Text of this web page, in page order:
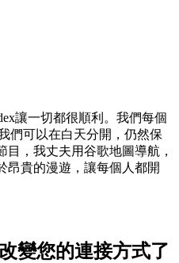
讓一切都很順利。我們每個
們可以在白天分開，仍然保
，我丈夫用谷歌地圖導航，
昂貴的漫遊，讓每個人都開
變您的連接方式了